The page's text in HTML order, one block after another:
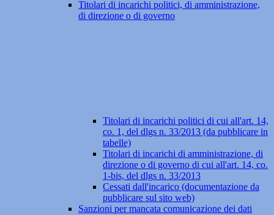
Titolari di incarichi politici, di amministrazione,
di direzione o di governo
Titolari di incarichi politici di cui all'art. 14,
co. 1, del dlgs n. 33/2013 (da pubblicare in
tabelle)
Titolari di incarichi di amministrazione, di
direzione o di governo di cui all'art. 14, co.
1-bis, del dlgs n. 33/2013
Cessati dall'incarico (documentazione da
pubblicare sul sito web)
Sanzioni per mancata comunicazione dei dati